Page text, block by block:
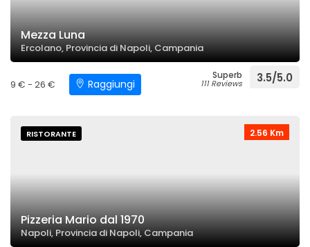
Mezza Luna
Ercolano, Provincia di Napoli, Campania
9 € - 26 € Raggiungi
Superb
111 Reviews 3.5/5.0
2.56 Km
RISTORANTE
Pizzeria Mario dal 1970
Napoli, Provincia di Napoli, Campania